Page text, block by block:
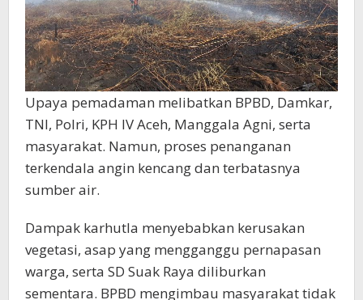
Upaya pemadaman melibatkan BPBD, Damkar,
TNI, Polri, KPH IV Aceh, Manggala Agni, serta
masyarakat. Namun, proses penanganan
terkendala angin kencang dan terbatasnya
sumber air.
Dampak karhutla menyebabkan kerusakan
vegetasi, asap yang mengganggu pernapasan
warga, serta SD Suak Raya diliburkan
sementara. BPBD mengimbau masyarakat tidak